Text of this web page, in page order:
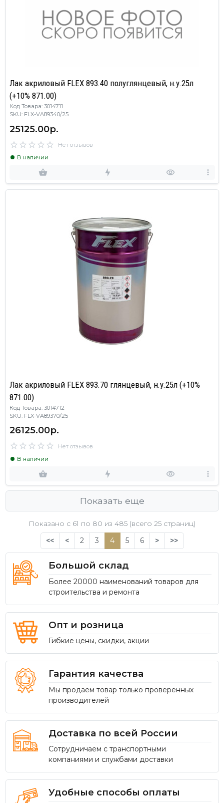
Лак акриловый FLEX 893.40 полуглянцевый, н.у.25л
(+10% 871.00)
Код Товара: 3014711
SKU: FLX-VA89340/25
25125.00р.
Нет отзывов
В наличии
Лак акриловый FLEX 893.70 глянцевый, н.у.25л (+10%
871.00)
Код Товара: 3014712
SKU: FLX-VA89370/25
26125.00р.
Нет отзывов
В наличии
Показать еще
Показано с 61 по 80 из 485 (всего 25 страниц)
<<
< 2 3 4 5 6 > >>
Большой склад
Более 20000 наименований товаров для
строительства и ремонта
Опт и розница
Гибкие цены, скидки, акции
Гарантия качества
Мы продаем товар только проверенных
производителей
Доставка по всей России
Сотрудничаем с транспортными
компаниями и службами доставки
Удобные способы оплаты